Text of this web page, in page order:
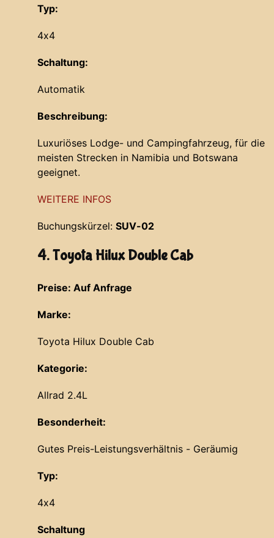
Typ:
4x4
Schaltung:
Automatik
Beschreibung:
Luxuriöses Lodge- und Campingfahrzeug, für die
meisten Strecken in Namibia und Botswana
geeignet.
WEITERE INFOS
Buchungskürzel: SUV-02
4. Toyota Hilux Double Cab
Preise: Auf Anfrage
Marke:
Toyota Hilux Double Cab
Kategorie:
Allrad 2.4L
Besonderheit:
Gutes Preis-Leistungsverhältnis - Geräumig
Typ:
4x4
Schaltung